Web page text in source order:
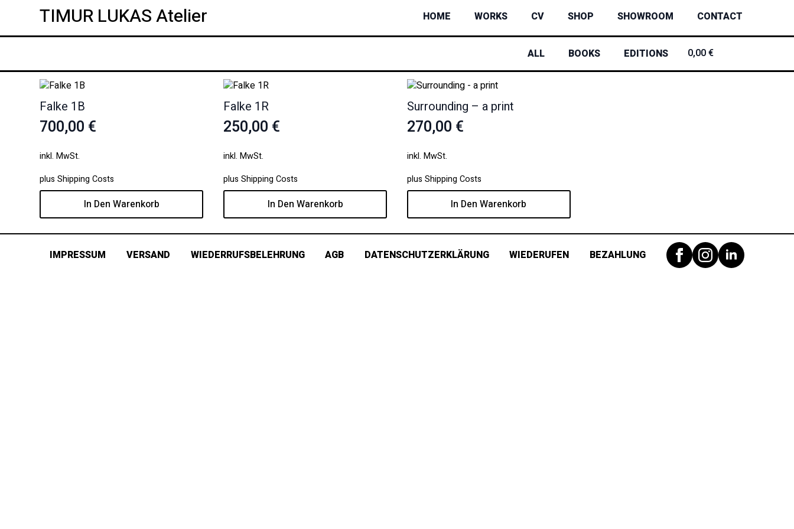
TIMUR LUKAS Atelier HOME WORKS CV SHOP SHOWROOM CONTACT
ALL BOOKS EDITIONS 0,00€
Falke 1B
700,00 €
inkl. MwSt.
plusShipping Costs
In Den Warenkorb
Falke 1R
250,00 €
inkl. MwSt.
plusShipping Costs
In Den Warenkorb
Surrounding – a print
270,00 €
inkl. MwSt.
plus Shipping Costs
In Den Warenkorb
IMPRESSUM VERSAND WIEDERRUFSBELEHRUNG AGB DATENSCHUTZERKLÄRUNG WIEDERUFEN BEZAHLUNG